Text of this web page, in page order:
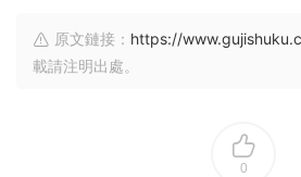
原文鏈接： https://
載請注明出處。
0